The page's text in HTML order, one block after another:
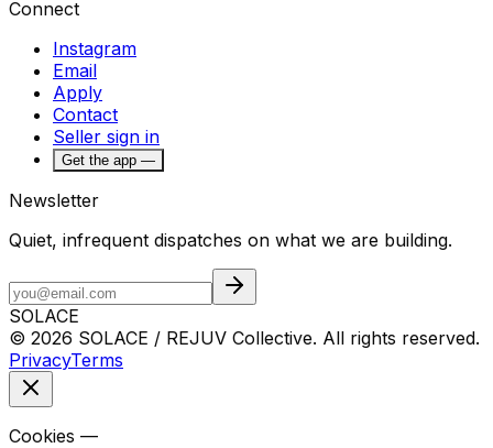
Connect
Instagram
Email
Apply
Contact
Seller sign in
Get the app —
Newsletter
Quiet, infrequent dispatches on what we are building.
SOLACE
© 2026 SOLACE / REJUV Collective. All rights reserved.
PrivacyTerms
Cookies —